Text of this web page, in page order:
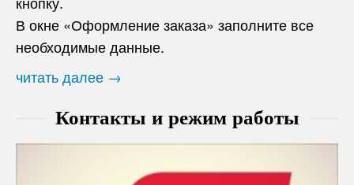
В окне «Оформление заказа» заполните все
необходимые данные.
читать далее →
Контакты и режим работы